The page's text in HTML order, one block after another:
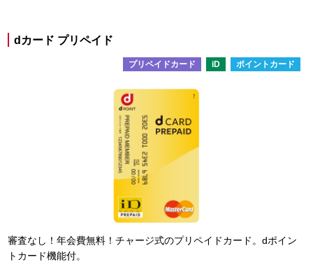
dカード プリペイド
プリペイドカード iD ポイントカード
審査なし！年会費無料！チャージ式のプリペイドカード。dポイン
トカード機能付。